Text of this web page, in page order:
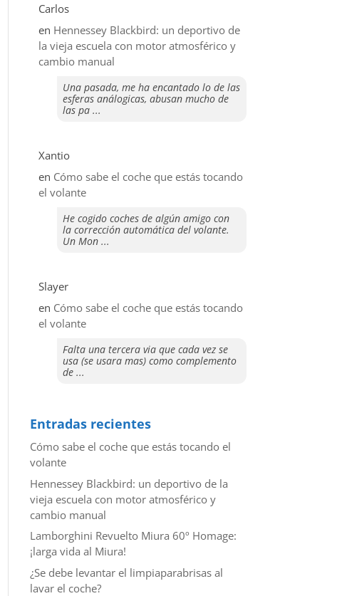
Carlos
en Hennessey Blackbird: un deportivo de
la vieja escuela con motor atmosférico y
cambio manual
Una pasada, me ha encantado lo de las
esferas análogicas, abusan mucho de
las pa ...
Xantio
en ​Cómo sabe el coche que estás tocando
el volante
He cogido coches de algún amigo con
la corrección automática del volante.
Un Mon ...
Slayer
en ​Cómo sabe el coche que estás tocando
el volante
Falta una tercera via que cada vez se
usa (se usara mas) como complemento
de ...
Entradas recientes
​Cómo sabe el coche que estás tocando el
volante
Hennessey Blackbird: un deportivo de la
vieja escuela con motor atmosférico y
cambio manual
Lamborghini Revuelto Miura 60º Homage:
¡larga vida al Miura!
¿Se debe levantar el limpiaparabrisas al
lavar el coche?